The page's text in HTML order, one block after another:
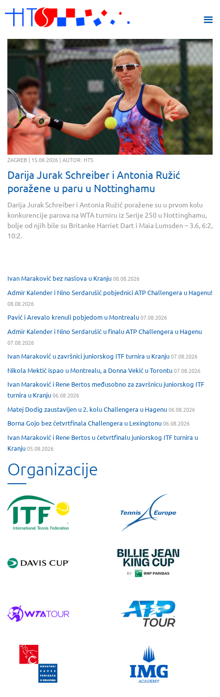
ZAGREB | 15.06.2026 | AUTOR: HTS
Darija Jurak Schreiber i Antonia Ružić
poražene u paru u Nottinghamu
Darija Jurak Schreiber i Antonia Ružić poražene su u prvom kolu
konkurencije parova na WTA turniru iz Serije 250 u Nottinghamu,
bolje od njih bile su Britanke Harriet Dart i Maia Lumsden – 3.6, 6:2,
10:2.
Ivan Maraković bez naslova u Kranju08.08.2026
Admir Kalender i Nino Serdarušić pobjednici ATP Challengera u Hagenu!
08.08.2026
Pavić i Arevalo krenuli pobjedom u Montrealu07.08.2026
Admir Kalender i Nino Serdarušić u finalu ATP Challengera u Hagenu
07.08.2026
Ivan Maraković u završnici juniorskog ITF turnira u Kranju07.08.2026
Nikola Mektić ispao u Montrealu, a Donna Vekić u Torontu07.08.2026
Ivan Maraković i Rene Bertos međusobno za završnicu juniorskog ITF
turnira u Kranju06.08.2026
Matej Dodig zaustavljen u 2. kolu Challengera u Hagenu06.08.2026
Borna Gojo bez četvrtfinala Challengera u Lexingtonu06.08.2026
Ivan Maraković i Rene Bertos u četvrtfinalu juniorskog ITF turnira u
Kranju05.08.2026
Organizacije